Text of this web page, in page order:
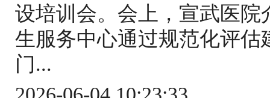
设培训会。会上，宣武医院
生服务中心通过规范化评
门...